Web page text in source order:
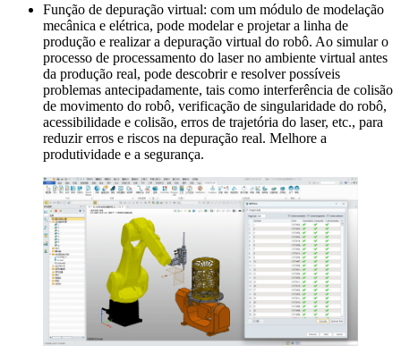
Função de depuração virtual: com um módulo de modelação
mecânica e elétrica, pode modelar e projetar a linha de
produção e realizar a depuração virtual do robô. Ao simular o
processo de processamento do laser no ambiente virtual antes
da produção real, pode descobrir e resolver possíveis
problemas antecipadamente, tais como interferência de colisão
de movimento do robô, verificação de singularidade do robô,
acessibilidade e colisão, erros de trajetória do laser, etc., para
reduzir erros e riscos na depuração real. Melhore a
produtividade e a segurança.